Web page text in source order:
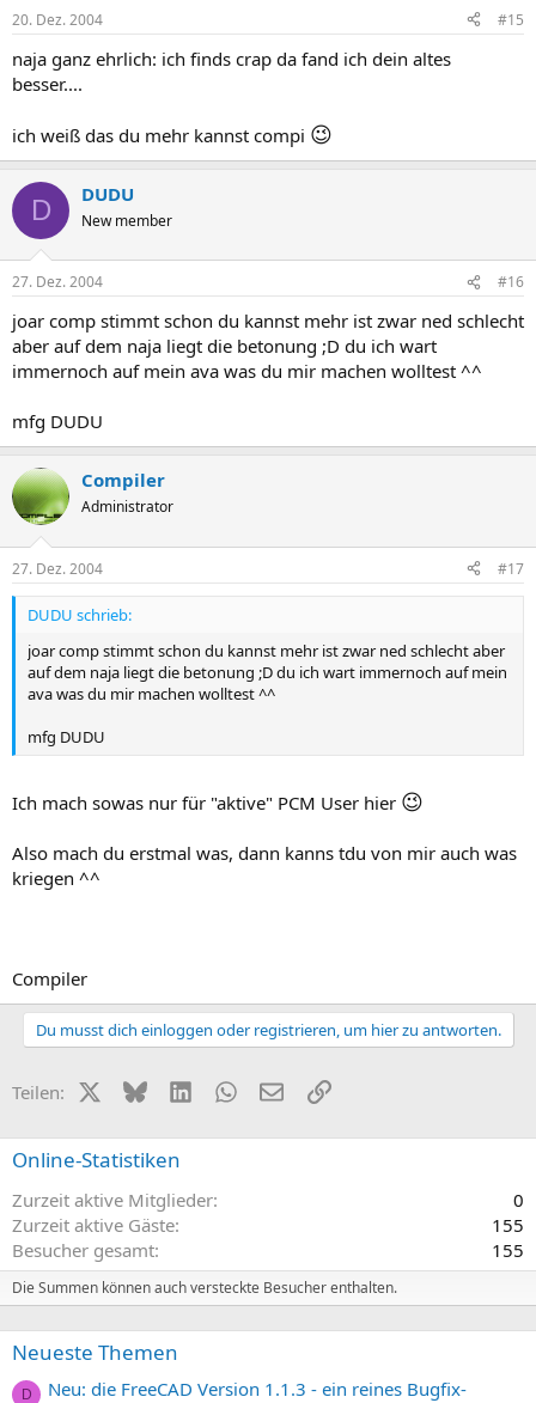
20. Dez. 2004 #15
naja ganz ehrlich: ich finds crap da fand ich dein altes
besser....
ich weiß das du mehr kannst compi 😉
D DUDU
New member
27. Dez. 2004 #16
joar comp stimmt schon du kannst mehr ist zwar ned schlecht
aber auf dem naja liegt die betonung ;D du ich wart
immernoch auf mein ava was du mir machen wolltest ^^
mfg DUDU
Compiler
Administrator
27. Dez. 2004 #17
DUDU schrieb:
joar comp stimmt schon du kannst mehr ist zwar ned schlecht aber
auf dem naja liegt die betonung ;D du ich wart immernoch auf mein
ava was du mir machen wolltest ^^
mfg DUDU
Ich mach sowas nur für "aktive" PCM User hier 😉
Also mach du erstmal was, dann kanns tdu von mir auch was
kriegen ^^
Compiler
Du musst dich einloggen oder registrieren, um hier zu antworten.
Teilen: X (Twitter)
BlueskyLinkedInWhatsApp
E-MailLink
Online-Statistiken
Zurzeit aktive Mitglieder
0
Zurzeit aktive Gäste
155
Besucher gesamt
155
Die Summen können auch versteckte Besucher enthalten.
Neueste Themen
D
Neu: die FreeCAD Version 1.1.3 - ein reines Bugfix-